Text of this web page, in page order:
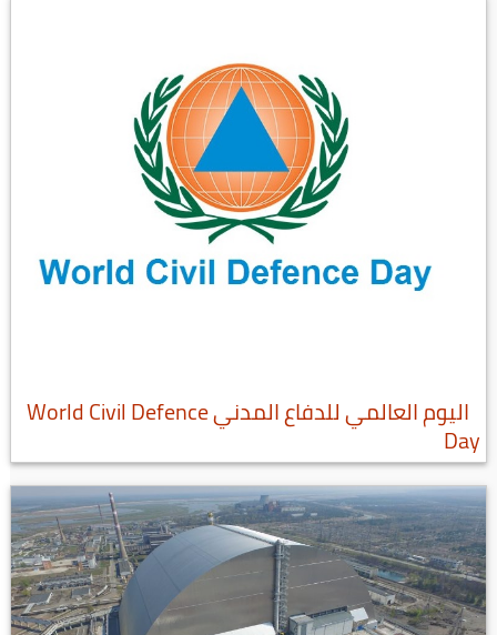
اليوم العالمي للدفاع المدني World Civil Defence
Day